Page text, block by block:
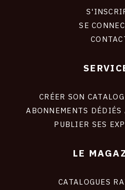
SE
CRÉER SON
ABONNEMENTS DÉDIÉS
PUBLIER SES
LE
CATALOGUES